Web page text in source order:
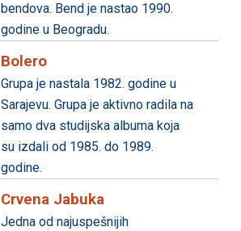
bendova. Bend je nastao 1990.
godine u Beogradu.
Bolero
Grupa je nastala 1982. godine u
Sarajevu. Grupa je aktivno radila na
samo dva studijska albuma koja
su izdali od 1985. do 1989.
godine.
Crvena Jabuka
Jedna od najuspešnijih